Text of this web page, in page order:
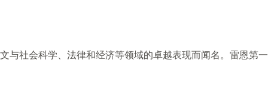
与社会科学、法律和经济等领域的卓越表现而闻名。雷恩第一